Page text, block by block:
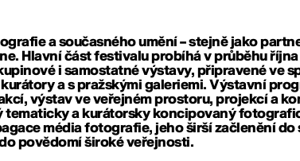
a současného umění – stejně jako
. Hlavní část festivalu probíhá v průběhu
i samostatné výstavy, připravené ve
a s pražskými galeriemi. Výstavní
výstav ve veřejném prostoru, projekcí a
tematicky a kurátorsky koncipovaný
média fotografie, jeho širší začlenění do
povědomí široké veřejnosti.